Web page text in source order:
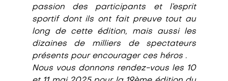
passion des participants et l’esprit
sportif dont ils ont fait preuve tout au
long de cette édition, mais aussi les
dizaines de milliers de spectateurs
présents pour encourager ces héros .
Nous vous donnons rendez-vous les 10